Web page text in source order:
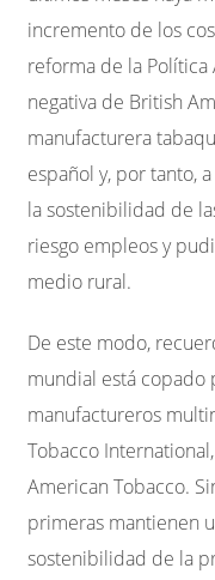
incremento de los
reforma de la Política
negativa de British
manufacturera
español y, por tanto,
la sostenibilidad de
riesgo empleos y
medio rural.
De este modo,
mundial está copado
manufactureros
Tobacco
American Tobacco.
primeras mantienen
sostenibilidad de la